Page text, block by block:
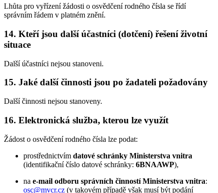
Lhůta pro vyřízení žádosti o osvědčení rodného čísla se řídí
správním řádem v platném znění.
14. Kteří jsou další účastníci (dotčení) řešení životní
situace
Další účastníci nejsou stanoveni.
15. Jaké další činnosti jsou po žadateli požadovány
Další činnosti nejsou stanoveny.
16. Elektronická služba, kterou lze využít
Žádost o osvědčení rodného čísla lze podat:
prostřednictvím datové schránky Ministerstva vnitra
(identifikační číslo datové schránky: 6BNAAWP),
na e-mail odboru správních činností Ministerstva vnitra:
osc@mvcr.cz (v takovém případě však musí být podání